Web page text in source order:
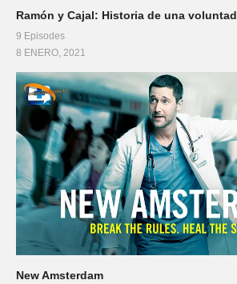
Ramón y Cajal: Historia de una voluntad
9 Episodes
8 ENERO, 2021
New Amsterdam